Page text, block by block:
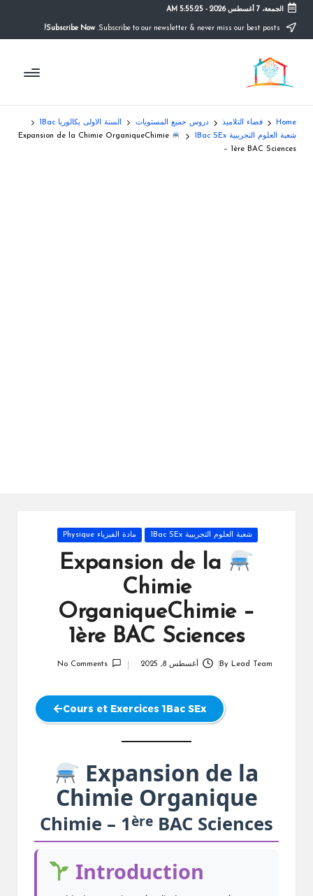
content
الجمعة، 7 أغسطس 2026 -
5:55:26 AM
Subscribe Now!
م
و
ق
ع
التعليم
الصريح
Home فضاء التلاميذ دروس جميع المستويات
السنة الاولى بكالوريا 1Bac
شعبة العلوم التجريبية 1Bac SEx
Expansion de la Chimie OrganiqueChimie
– 1ère BAC Sciences
Posted
شعبة العلوم التجريبية 1Bac SEx مادة الفيزياء Physique
Expansion de la
Chimie
OrganiqueChimie –
1ère BAC Sciences
ByLead Team أغسطس 8, 2025 No Comments
Cours et Exercices 1Bac SEx
Expansion de la
Chimie Organique
Chimie – 1ère BAC Sciences
Introduction